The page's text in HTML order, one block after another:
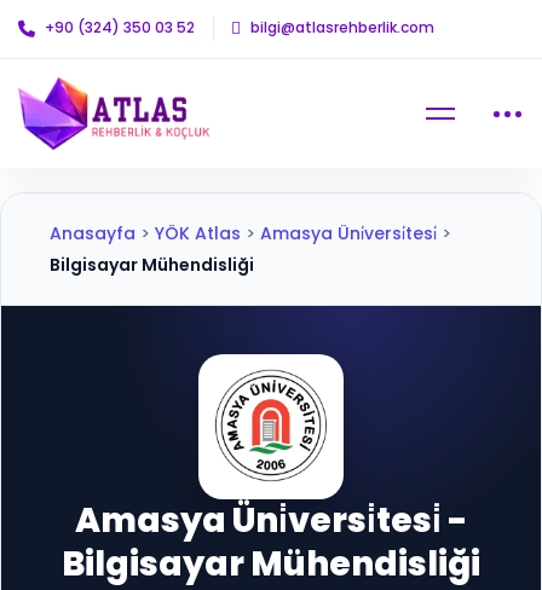
+90 (324) 350 03 52 bilgi@atlasrehberlik.com
Anasayfa > YÖK Atlas > Amasya Üni̇versi̇tesi̇ >
Bilgisayar Mühendisliği
Amasya Üni̇versi̇tesi̇ -
Bilgisayar Mühendisliği